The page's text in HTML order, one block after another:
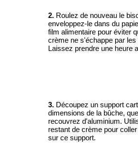
2. Roulez de nouveau le
enveloppez-le dans du
film alimentaire pour éviter
crème ne s'échappe par les
Laissez prendre une heure
3. Découpez un support
dimensions de la bûche,
recouvrez d'aluminium.
restant de crème pour
sur ce support.